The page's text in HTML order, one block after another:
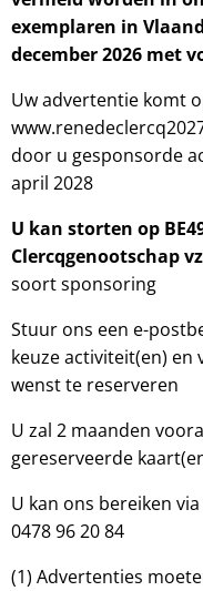
exemplaren in
december 2026 met
Uw advertentie komt
door u gesponsorde
april 2028
U kan storten op
Clercqgenootschap
soort sponsoring
Stuur ons een e-
keuze activiteit(en) en
wenst te reserveren
U zal 2 maanden
gereserveerde
U kan ons bereiken
0478 96 20 84
(1) Advertenties